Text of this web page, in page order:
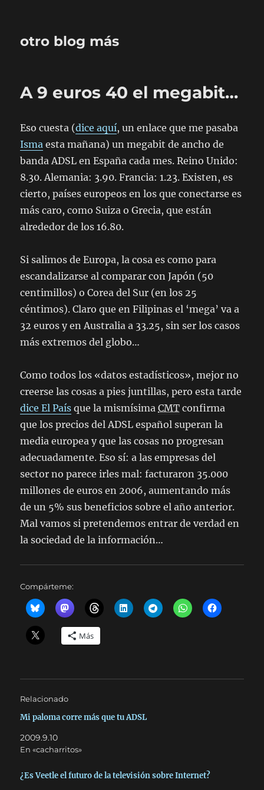
otro blog más
A 9 euros 40 el megabit…
Eso cuesta (dice aquí, un enlace que me pasaba
Isma esta mañana) un megabit de ancho de
banda ADSL en España cada mes. Reino Unido:
8.30. Alemania: 3.90. Francia: 1.23. Existen, es
cierto, países europeos en los que conectarse es
más caro, como Suiza o Grecia, que están
alrededor de los 16.80.
Si salimos de Europa, la cosa es como para
escandalizarse al comparar con Japón (50
centimillos) o Corea del Sur (en los 25
céntimos). Claro que en Filipinas el ‘mega’ va a
32 euros y en Australia a 33.25, sin ser los casos
más extremos del globo…
Como todos los «datos estadísticos», mejor no
creerse las cosas a pies juntillas, pero esta tarde
dice El País que la mismísimaCMT confirma
que los precios del ADSL español superan la
media europea y que las cosas no progresan
adecuadamente. Eso sí: a las empresas del
sector no parece irles mal: facturaron 35.000
millones de euros en 2006, aumentando más
de un 5% sus beneficios sobre el año anterior.
Mal vamos si pretendemos entrar de verdad en
la sociedad de la información…
Compárteme:
Más
Relacionado
Mi paloma corre más que tu ADSL
2009.9.10
En «cacharritos»
¿Es Veetle el futuro de la televisión sobre Internet?